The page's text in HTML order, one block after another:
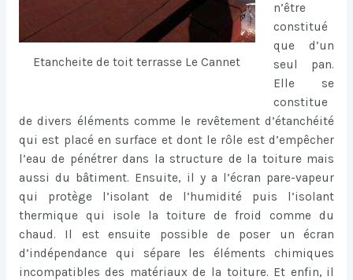
Etancheite de toit terrasse Le Cannet
n’être
constitué
que d’un
seul pan.
Elle se
constitue
de divers éléments comme le revêtement d’étanchéité
qui est placé en surface et dont le rôle est d’empêcher
l’eau de pénétrer dans la structure de la toiture mais
aussi du bâtiment. Ensuite, il y a l’écran pare-vapeur
qui protège l’isolant de l’humidité puis l’isolant
thermique qui isole la toiture de froid comme du
chaud. Il est ensuite possible de poser un écran
d’indépendance qui sépare les éléments chimiques
incompatibles des matériaux de la toiture. Et enfin, il